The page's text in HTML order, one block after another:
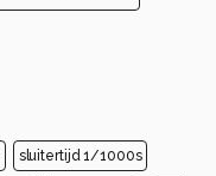
sluitertijd 1/1000s